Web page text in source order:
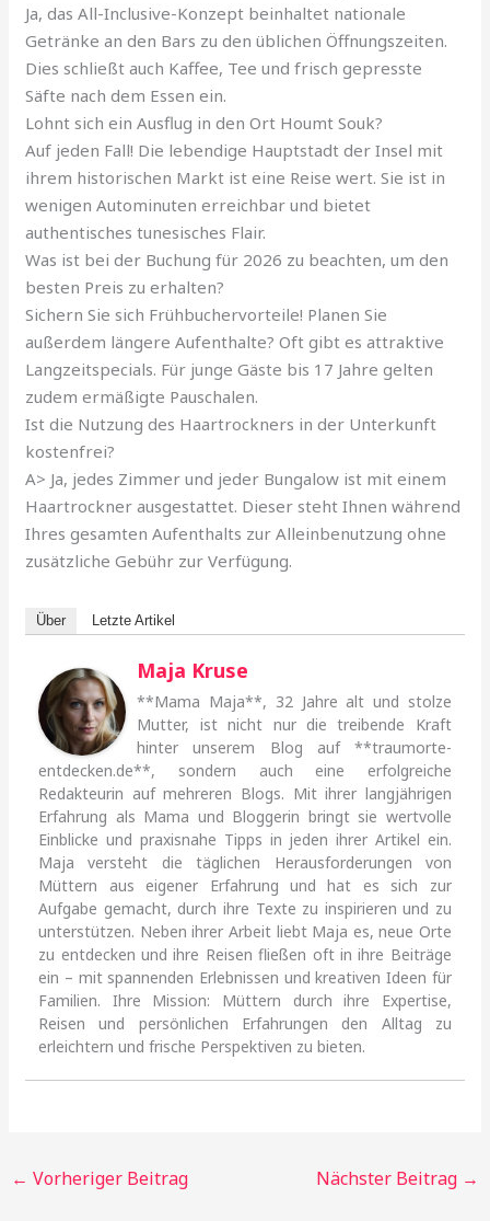
Ja, das All-Inclusive-Konzept beinhaltet nationale
Getränke an den Bars zu den üblichen Öffnungszeiten.
Dies schließt auch Kaffee, Tee und frisch gepresste
Säfte nach dem Essen ein.
Lohnt sich ein Ausflug in den Ort Houmt Souk?
Auf jeden Fall! Die lebendige Hauptstadt der Insel mit
ihrem historischen Markt ist eine Reise wert. Sie ist in
wenigen Autominuten erreichbar und bietet
authentisches tunesisches Flair.
Was ist bei der Buchung für 2026 zu beachten, um den
besten Preis zu erhalten?
Sichern Sie sich Frühbuchervorteile! Planen Sie
außerdem längere Aufenthalte? Oft gibt es attraktive
Langzeitspecials. Für junge Gäste bis 17 Jahre gelten
zudem ermäßigte Pauschalen.
Ist die Nutzung des Haartrockners in der Unterkunft
kostenfrei?
A> Ja, jedes Zimmer und jeder Bungalow ist mit einem
Haartrockner ausgestattet. Dieser steht Ihnen während
Ihres gesamten Aufenthalts zur Alleinbenutzung ohne
zusätzliche Gebühr zur Verfügung.
Über Letzte Artikel
Maja Kruse
**Mama Maja**, 32 Jahre alt und stolze
Mutter, ist nicht nur die treibende Kraft
hinter unserem Blog auf **traumorte-
entdecken.de**, sondern auch eine erfolgreiche
Redakteurin auf mehreren Blogs. Mit ihrer langjährigen
Erfahrung als Mama und Bloggerin bringt sie wertvolle
Einblicke und praxisnahe Tipps in jeden ihrer Artikel ein.
Maja versteht die täglichen Herausforderungen von
Müttern aus eigener Erfahrung und hat es sich zur
Aufgabe gemacht, durch ihre Texte zu inspirieren und zu
unterstützen. Neben ihrer Arbeit liebt Maja es, neue Orte
zu entdecken und ihre Reisen fließen oft in ihre Beiträge
ein – mit spannenden Erlebnissen und kreativen Ideen für
Familien. Ihre Mission: Müttern durch ihre Expertise,
Reisen und persönlichen Erfahrungen den Alltag zu
erleichtern und frische Perspektiven zu bieten.
← Vorheriger Beitrag Nächster Beitrag →